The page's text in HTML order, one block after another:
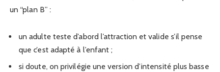
un “plan B” :
un adulte teste d’abord l’attraction et valide s’il pense
que c’est adapté à l’enfant ;
si doute, on privilégie une version d’intensité plus basse